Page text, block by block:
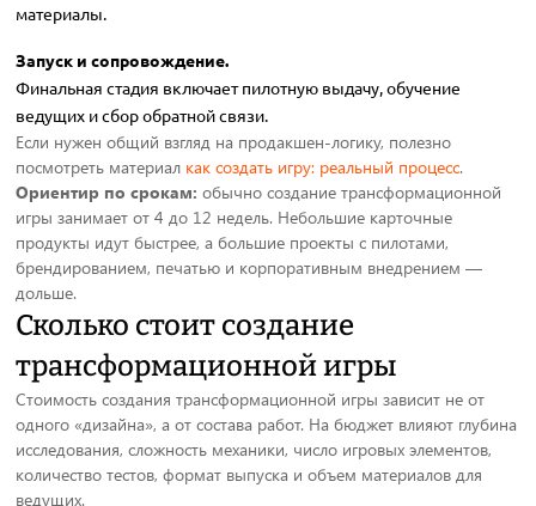
материалы.
Запуск и сопровождение.
Финальная стадия включает пилотную выдачу, обучение
ведущих и сбор обратной связи.
Если нужен общий взгляд на продакшен-логику, полезно
посмотреть материал как создать игру: реальный процесс.
Ориентир по срокам: обычно создание трансформационной
игры занимает от 4 до 12 недель. Небольшие карточные
продукты идут быстрее, а большие проекты с пилотами,
брендированием, печатью и корпоративным внедрением —
дольше.
Сколько стоит создание
трансформационной игры
Стоимость создания трансформационной игры зависит не от
одного «дизайна», а от состава работ. На бюджет влияют глубина
исследования, сложность механики, число игровых элементов,
количество тестов, формат выпуска и объем материалов для
ведущих.